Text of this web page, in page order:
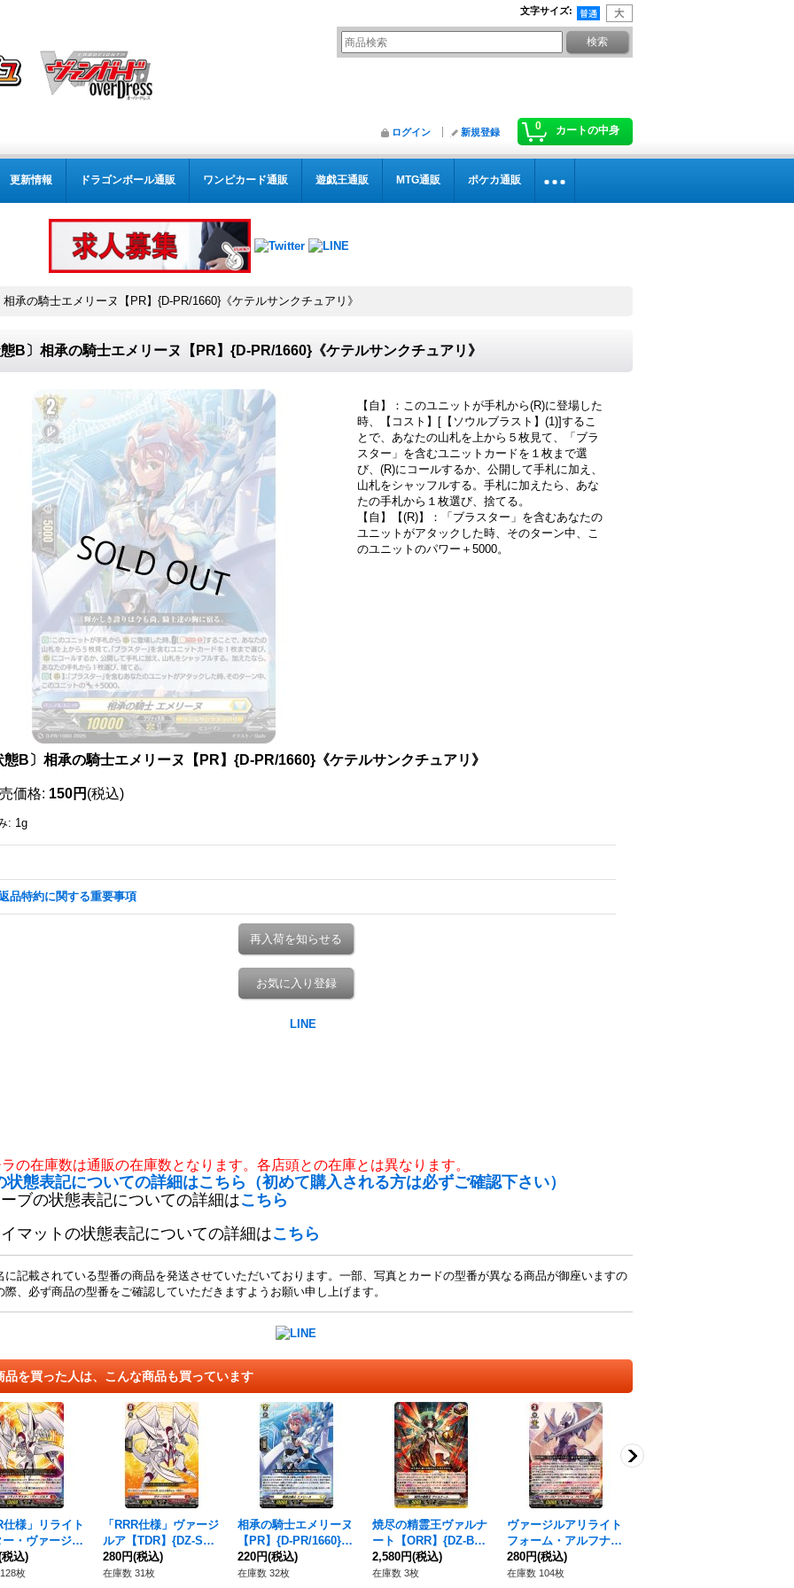
文字サイズ:
0 カートの中身
ログイン 新規登録
更新情報 ドラゴンボール通販 ワンピカード通販 遊戯王通販 MTG通販 ポケカ通販
承の騎士エメリーヌ【PR】{D-PR/1660}《ケテルサンクチュアリ》
B〕相承の騎士エメリーヌ【PR】{D-PR/1660}《ケテルサンクチュアリ》
【自】：このユニットが手札から(R)に登場した
時、【コスト】[【ソウルブラスト】(1)]するこ
とで、あなたの山札を上から５枚見て、「ブラ
スター」を含むユニットカードを１枚まで選
び、(R)にコールするか、公開して手札に加え、
山札をシャッフルする。手札に加えたら、あな
たの手札から１枚選び、捨てる。
【自】【(R)】：「ブラスター」を含むあなたの
ユニットがアタックした時、そのターン中、こ
のユニットのパワー＋5000。
態B〕相承の騎士エメリーヌ【PR】{D-PR/1660}《ケテルサンクチュアリ》
価格: 150円 (税込)
: 1g
品特約に関する重要事項
再入荷を知らせる
お気に入り登録
の在庫数は通販の在庫数となります。各店頭との在庫とは異なります。
状態表記についての詳細はこちら（初めて購入される方は必ずご確認下さい）
ブの状態表記についての詳細はこちら
マットの状態表記についての詳細はこちら
記載されている型番の商品を発送させていただいております。一部、写真とカードの型番が異なる商品が御座いますの
際、必ず商品の型番をご確認していただきますようお願い申し上げます。
品を買った人は、こんな商品も買っています
仕様」リライト
・ヴァージル
】{DZ-SS07/
ドラゴンエン
税込)
枚
「RRR仕様」ヴァージ
ルア【TDR】{DZ-SS0
7/004R}《ドラゴンエ
ンパイア》
280円(税込)
在庫数 31枚
相承の騎士エメリーヌ
【PR】{D-PR/1660}
《ケテルサンクチュア
リ》
220円(税込)
在庫数 32枚
焼尽の精霊王ヴァルナ
ート【ORR】{DZ-BT0
1/025}《その他》
2,580円(税込)
在庫数 3枚
ヴァージルアリライト
フォーム・アルフナイ
ツ【RRR】{DZ-SS11/
007}《ドラゴンエンパ
280円(税込)
在庫数 104枚